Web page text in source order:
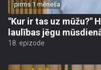
pirms 1 mēneša
"Kur ir tas uz mūžu?"
laulības jēgu
18. epizode